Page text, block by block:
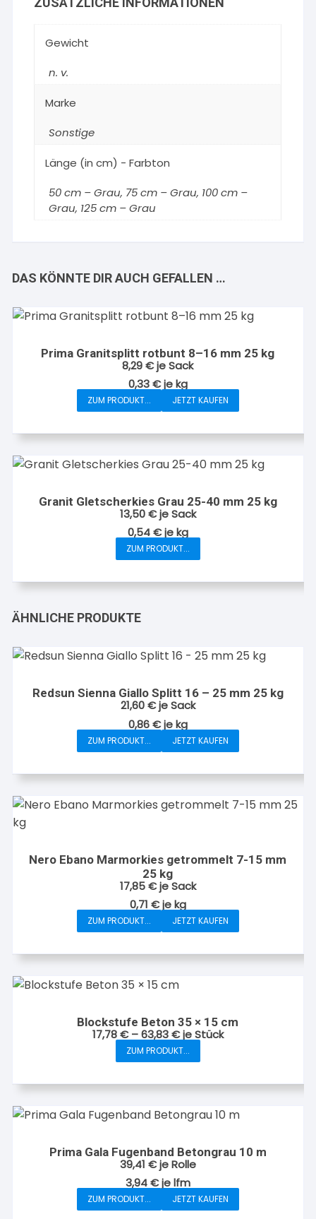
Gewicht
n. v.
Marke
Sonstige
Länge (in cm) - Farbton
50 cm – Grau, 75 cm – Grau, 100 cm –
Grau, 125 cm – Grau
DAS KÖNNTE DIR AUCH GEFALLEN …
Prima Granitsplitt rotbunt 8–16 mm 25 kg
8,29€je Sack
0,33€jekg
ZUM PRODUKT... JETZT KAUFEN
Granit Gletscherkies Grau 25-40 mm 25 kg
13,50€je Sack
0,54€jekg
ZUM PRODUKT...
ÄHNLICHE PRODUKTE
Redsun Sienna Giallo Splitt 16 – 25 mm 25 kg
21,60€je Sack
0,86€jekg
ZUM PRODUKT... JETZT KAUFEN
Nero Ebano Marmorkies getrommelt 7-15 mm
25 kg
17,85€je Sack
0,71 €jekg
ZUM PRODUKT... JETZT KAUFEN
Blockstufe Beton 35 × 15 cm
17,78€–63,83€je Stück
ZUM PRODUKT...
Dieses
weist
mehrere
Varianten
Die
Optionen
können
auf
Prima Gala Fugenband Betongrau 10 m
39,41 €je Rolle
3,94€jelfm
ZUM PRODUKT... JETZT KAUFEN